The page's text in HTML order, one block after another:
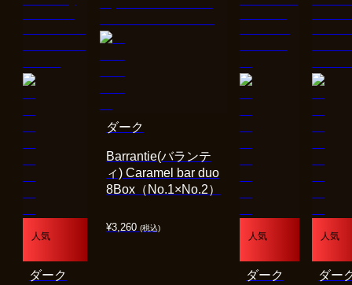
人気
ダーク
¥3,260 (税込)
Barrantie(バランテ
ィ) Caramel bar duo
8Box（No.1×No.2）
ダーク
人気
ダーク
人気
ダー